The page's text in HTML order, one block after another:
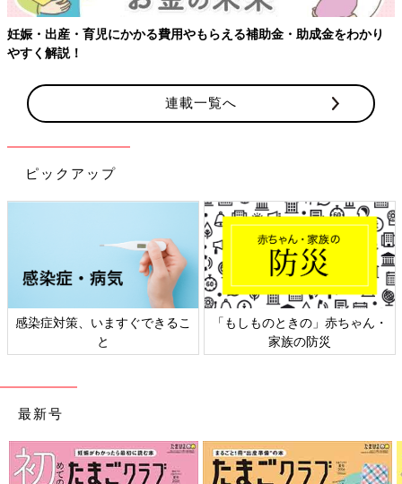
児にかかる費用やもらえる補助金・助成金をわかり
連載一覧へ
ピックアップ
対策、いますぐできるこ
「もしものときの」赤ちゃん・
家族の防災
日本
最新号